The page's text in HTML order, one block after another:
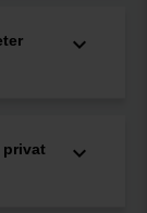
privat